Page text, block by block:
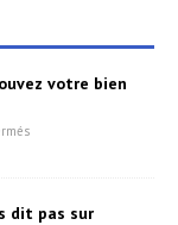
votre bien
dit pas sur